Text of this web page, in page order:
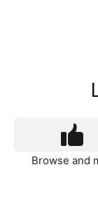
Browse and